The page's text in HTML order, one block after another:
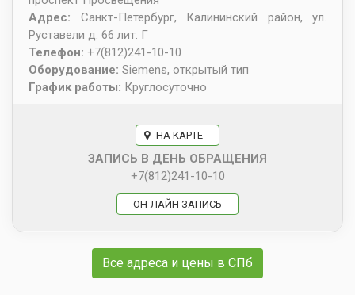
Адрес: Санкт-Петербург, Калининский район, ул.
Руставели д. 66 лит. Г
Телефон: +7(812)241-10-10
Оборудование: Siemens, открытый тип
График работы: Круглосуточно
НА КАРТЕ
ЗАПИСЬ В ДЕНЬ ОБРАЩЕНИЯ
+7(812)241-10-10
ОН-ЛАЙН ЗАПИСЬ
Все адреса и цены в СПб